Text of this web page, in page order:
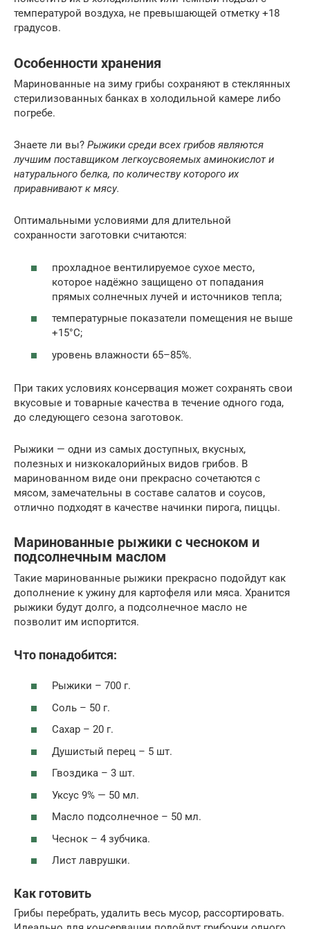
температурой воздуха, не превышающей отметку +18
градусов.
Особенности хранения
Маринованные на зиму грибы сохраняют в стеклянных
стерилизованных банках в холодильной камере либо
погребе.
Знаете ли вы? Рыжики среди всех грибов являются
лучшим поставщиком легкоусвояемых аминокислот и
натурального белка, по количеству которого их
приравнивают к мясу.
Оптимальными условиями для длительной
сохранности заготовки считаются:
прохладное вентилируемое сухое место,
которое надёжно защищено от попадания
прямых солнечных лучей и источников тепла;
температурные показатели помещения не выше
+15°С;
уровень влажности 65–85%.
При таких условиях консервация может сохранять свои
вкусовые и товарные качества в течение одного года,
до следующего сезона заготовок.
Рыжики — одни из самых доступных, вкусных,
полезных и низкокалорийных видов грибов. В
маринованном виде они прекрасно сочетаются с
мясом, замечательны в составе салатов и соусов,
отлично подходят в качестве начинки пирога, пиццы.
Маринованные рыжики с чесноком и
подсолнечным маслом
Такие маринованные рыжики прекрасно подойдут как
дополнение к ужину для картофеля или мяса. Хранится
рыжики будут долго, а подсолнечное масло не
позволит им испортится.
Что понадобится:
Рыжики – 700 г.
Соль – 50 г.
Сахар – 20 г.
Душистый перец – 5 шт.
Гвоздика – 3 шт.
Уксус 9% — 50 мл.
Масло подсолнечное – 50 мл.
Чеснок – 4 зубчика.
Лист лаврушки.
Как готовить
Грибы перебрать, удалить весь мусор, рассортировать.